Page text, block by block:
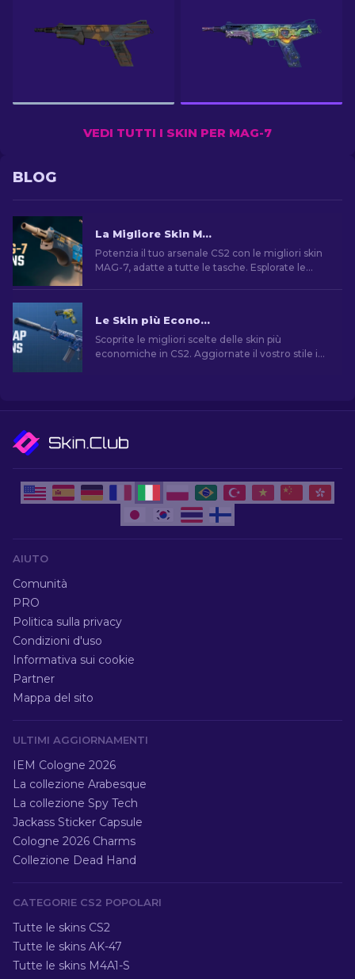
VEDI TUTTI I SKIN PER MAG-7
BLOG
La Migliore Skin MAG-7 di CS2 per Ogni Budget
Potenzia il tuo arsenale CS2 con le migliori skin
MAG-7, adatte a tutte le tasche. Esplorate le
Le Skin più Economiche in CS2 [2026]
Scoprite le migliori scelte delle skin più
economiche in CS2. Aggiornate il vostro stile in
AIUTO
Comunità
PRO
Politica sulla privacy
Condizioni d'uso
Informativa sui cookie
Partner
Mappa del sito
ULTIMI AGGIORNAMENTI
IEM Cologne 2026
La collezione Arabesque
La collezione Spy Tech
Jackass Sticker Capsule
Cologne 2026 Charms
Collezione Dead Hand
CATEGORIE CS2 POPOLARI
Tutte le skins CS2
Tutte le skins AK-47
Tutte le skins M4A1-S